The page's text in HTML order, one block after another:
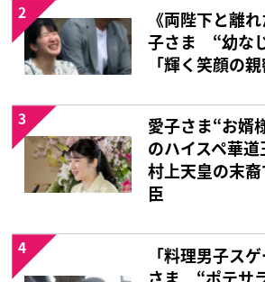
《両陛下と離
子さま “幼な
「輝く笑顔の
2
愛子さま“お婿
のハイスペ華道
村上天皇の末
臣
3
「料理男子ス
4